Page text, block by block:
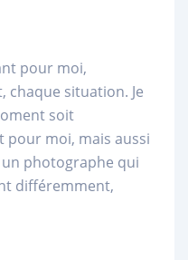
pour moi,
situation. Je
soit
pour moi, mais aussi
photographe qui
différemment,